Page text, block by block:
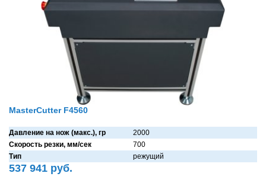
MasterCutter F4560
Давление на нож (макс.), гр
2000
Скорость резки, мм/сек
700
Тип
режущий
537 941 руб.